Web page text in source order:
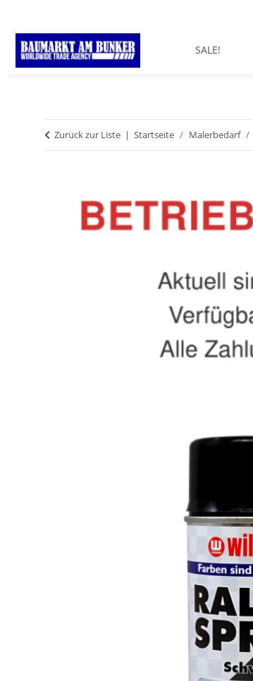
SALE!
Zurück zur Liste Startseite Malerbedarf